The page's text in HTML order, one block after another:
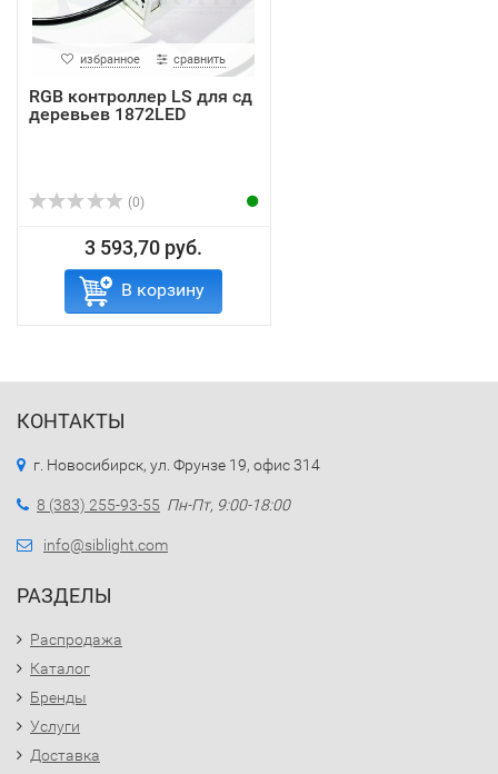
избранное сравнить
RGB контроллер LS для сд
деревьев 1872LED
(0)
3 593,70 руб.
В корзину
КОНТАКТЫ
г. Новосибирск, ул. Фрунзе 19, офис 314
8 (383) 255-93-55 Пн-Пт, 9:00-18:00
info@siblight.com
РАЗДЕЛЫ
Распродажа
Каталог
Бренды
Услуги
Доставка